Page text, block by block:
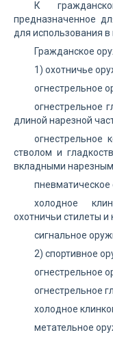
К
предназначенное
для использования
Гражданское
1) охотничье
огнестрельное
огнестрельное
длиной нарезной
огнестрельное
стволом и
вкладными
пневматическое
холодное
охотничьи стилеты
сигнальное
2) спортивное
огнестрельное
огнестрельное
холодное
метательное